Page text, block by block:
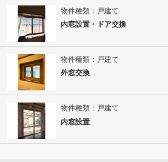
物件種類：戸建て
内窓設置・ドア交換
物件種類：戸建て
外窓交換
物件種類：戸建て
内窓設置